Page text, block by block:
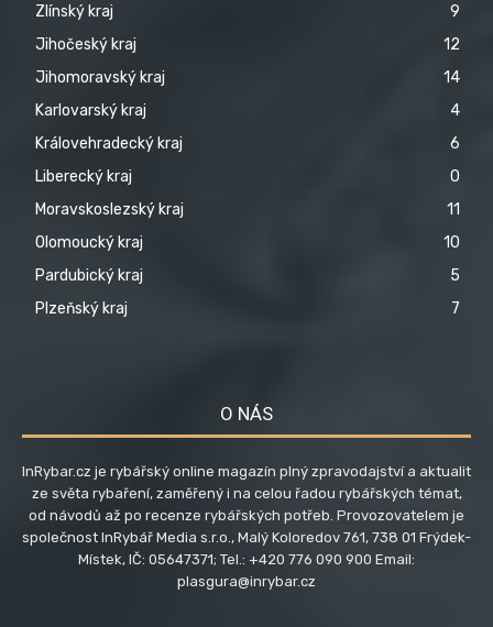
Zlínský kraj
9
Jihočeský kraj
12
Jihomoravský kraj
14
Karlovarský kraj
4
Královehradecký kraj
6
Liberecký kraj
0
Moravskoslezský kraj
11
Olomoucký kraj
10
Pardubický kraj
5
Plzeňský kraj
7
O NÁS
InRybar.cz je rybářský online magazín plný zpravodajství a aktualit
ze světa rybaření, zaměřený i na celou řadou rybářských témat,
od návodů až po recenze rybářských potřeb. Provozovatelem je
společnost InRybář Media s.r.o., Malý Koloredov 761, 738 01 Frýdek-
Místek, IČ: 05647371; Tel.: +420 776 090 900 Email:
plasgura@inrybar.cz